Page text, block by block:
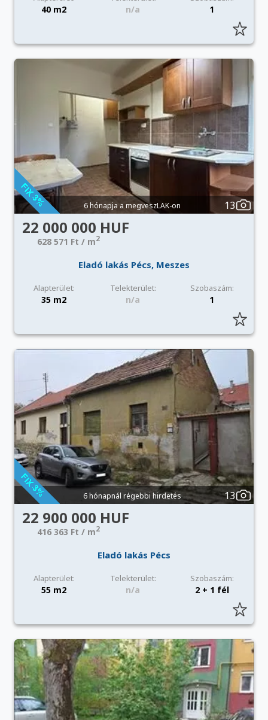
40 m2 n/a 1
6 hónapja a megveszLAK-on 13
22 000 000 HUF
628 571 Ft / m2
Eladó lakás Pécs, Meszes
Alapterület: Telekterület: Szobaszám:
35 m2 n/a 1
6 hónapnál régebbi hirdetés 13
22 900 000 HUF
416 363 Ft / m2
Eladó lakás Pécs
Alapterület: Telekterület: Szobaszám:
55 m2 n/a 2 + 1 fél